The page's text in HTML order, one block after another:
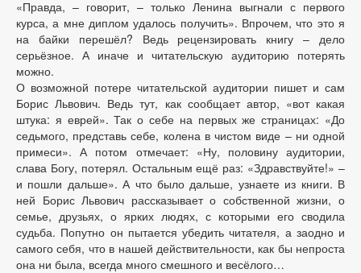
«Правда, – говорит, – только Ленина выгнали с первого
курса, а мне диплом удалось получить». Впрочем, что это я
на байки перешёл? Ведь рецензировать книгу – дело
серьёзное. А иначе и читательскую аудиторию потерять
можно.
О возможной потере читательской аудитории пишет и сам
Борис Львович. Ведь тут, как сообщает автор, «вот какая
штука: я еврей». Так о себе на первых же страницах: «До
седьмого, представь себе, колена в чистом виде – ни одной
примеси». А потом отмечает: «Ну, половину аудитории,
слава Богу, потерял. Остальным ещё раз: «Здравствуйте!» –
и пошли дальше». А что было дальше, узнаете из книги. В
ней Борис Львович рассказывает о собственной жизни, о
семье, друзьях, о ярких людях, с которыми его сводила
судьба. Попутно он пытается убедить читателя, а заодно и
самого себя, что в нашей действительности, как бы непроста
она ни была, всегда много смешного и весёлого…